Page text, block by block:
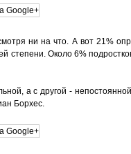
ни на что. А вот 21%
степени. Около 6%
а с другой -
Борхес.